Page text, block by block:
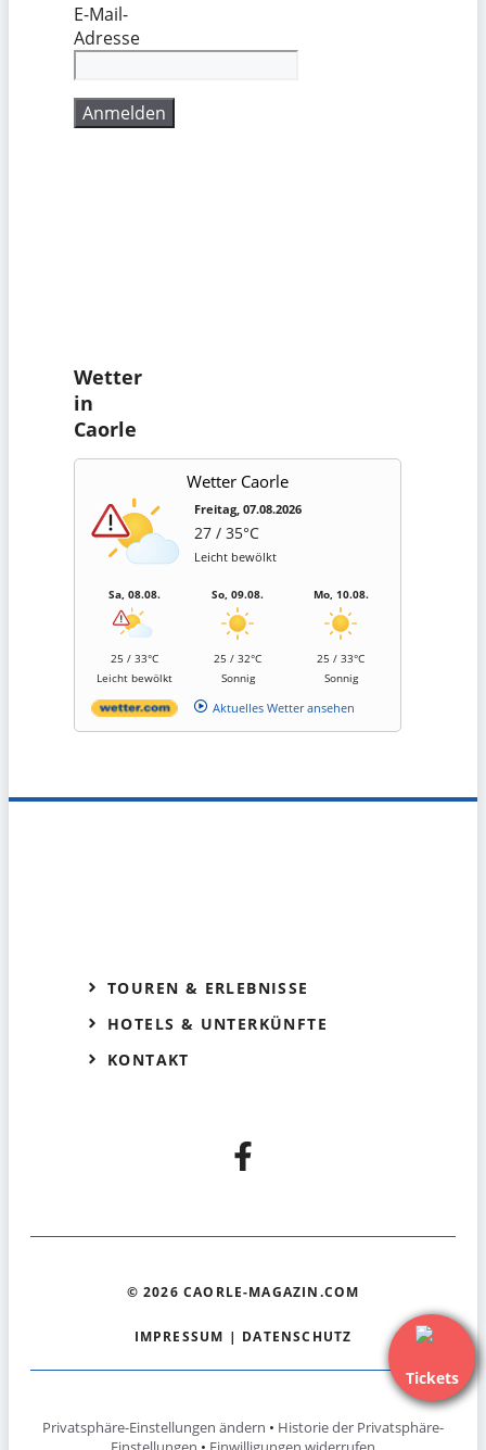
E-Mail-
Adresse
Wetter
in
Caorle
Wetter Caorle
Freitag, 07.08.2026
27 / 35°C
Leicht bewölkt
Sa, 08.08.
25 / 33°C
Leicht bewölkt
So, 09.08.
25 / 32°C
Sonnig
Mo, 10.08.
25 / 33°C
Sonnig
Aktuelles Wetter ansehen
Tickets
TOUREN & ERLEBNISSE
HOTELS & UNTERKÜNFTE
KONTAKT
© 2026 CAORLE-MAGAZIN.COM
IMPRESSUM | DATENSCHUTZ
Privatsphäre-Einstellungen ändern • Historie der Privatsphäre-